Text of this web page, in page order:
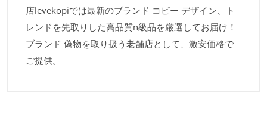
店levekopiでは最新のブランド コピー デザイン、ト
レンドを先取りした高品質n級品を厳選してお届け！
ブランド 偽物を取り扱う老舗店として、激安価格で
ご提供。